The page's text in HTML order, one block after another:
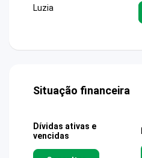
Luzia
Situação financeira
Dívidas ativas e
vencidas